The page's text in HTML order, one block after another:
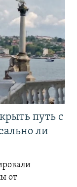
путь с
ли
от